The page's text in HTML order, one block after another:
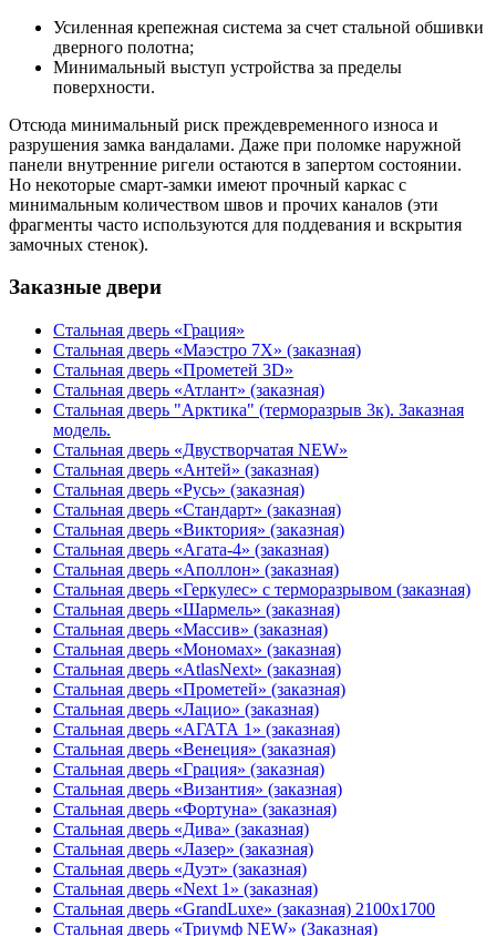
Усиленная крепежная система за счет стальной обшивки
дверного полотна;
Минимальный выступ устройства за пределы
поверхности.
Отсюда минимальный риск преждевременного износа и
разрушения замка вандалами. Даже при поломке наружной
панели внутренние ригели остаются в запертом состоянии.
Но некоторые смарт-замки имеют прочный каркас с
минимальным количеством швов и прочих каналов (эти
фрагменты часто используются для поддевания и вскрытия
замочных стенок).
Заказные двери
Стальная дверь «Грация»
Стальная дверь «Маэстро 7Х» (заказная)
Стальная дверь «Прометей 3D»
Стальная дверь «Атлант» (заказная)
Стальная дверь "Арктика" (терморазрыв 3к). Заказная
модель.
Стальная дверь «Двустворчатая NEW»
Стальная дверь «Антей» (заказная)
Стальная дверь «Русь» (заказная)
Стальная дверь «Стандарт» (заказная)
Стальная дверь «Виктория» (заказная)
Стальная дверь «Агата-4» (заказная)
Стальная дверь «Аполлон» (заказная)
Стальная дверь «Геркулес» с терморазрывом (заказная)
Стальная дверь «Шармель» (заказная)
Стальная дверь «Массив» (заказная)
Стальная дверь «Мономах» (заказная)
Стальная дверь «AtlasNext» (заказная)
Стальная дверь «Прометей» (заказная)
Стальная дверь «Лацио» (заказная)
Стальная дверь «АГАТА 1» (заказная)
Стальная дверь «Венеция» (заказная)
Стальная дверь «Гpация» (заказная)
Стальная дверь «Византия» (заказная)
Стальная дверь «Фортуна» (заказная)
Стальная дверь «Дива» (заказная)
Стальная дверь «Лазер» (заказная)
Стальная дверь «Дуэт» (заказная)
Стальная дверь «Next 1» (заказная)
Стальная дверь «GrandLuxe» (заказная) 2100х1700
Стальная дверь «Триумф NEW» (Заказная)